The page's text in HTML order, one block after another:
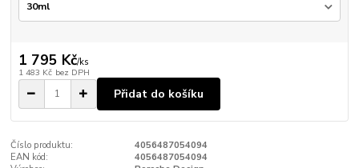
1 795 Kč/ks
1 483 Kč bez DPH
Přidat do košíku
Číslo produktu:
4056487054094
EAN kód:
4056487054094